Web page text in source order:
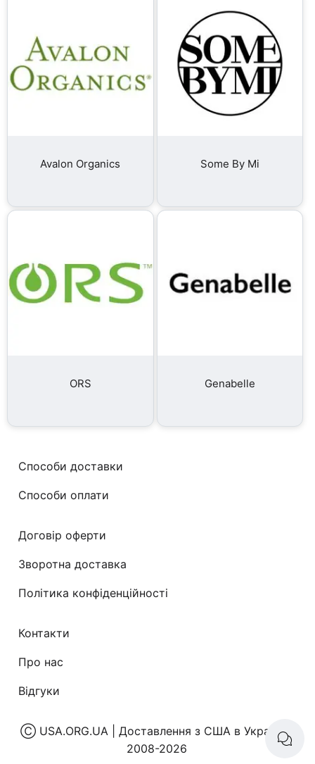
Avalon Organics Some By Mi
ORS Genabelle
Способи доставки
Способи оплати
Договір оферти
Зворотна доставка
Політика конфіденційності
Контакти
Про нас
Відгуки
Ⓒ USA.ORG.UA | Доставлення з США в Україну|
2008-2026